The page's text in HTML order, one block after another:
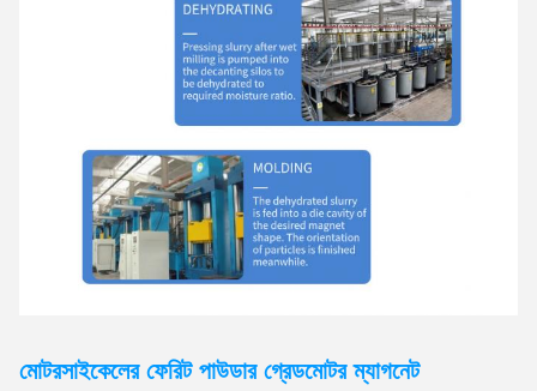
মোটরসাইকেলের ফেরিট পাউডার গ্রেডমোটর ম্যাগনেট